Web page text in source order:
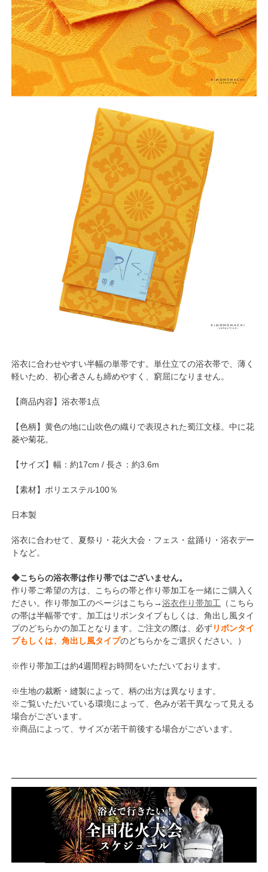
浴衣に合わせやすい半幅の単帯です。単仕立ての浴衣帯で、薄く
軽いため、初心者さんも締めやすく、窮屈になりません。
【商品内容】浴衣帯1点
【色柄】黄色の地に山吹色の織りで表現された蜀江文様。中に花
菱や菊花。
【サイズ】幅：約17cm / 長さ：約3.6m
【素材】ポリエステル100％
日本製
浴衣に合わせて、夏祭り・花火大会・フェス・盆踊り・浴衣デー
トなど。
◆こちらの浴衣帯は作り帯ではございません。
作り帯ご希望の方は、こちらの帯と作り帯加工を一緒にご購入く
ださい。作り帯加工のページはこちら→浴衣作り帯加工 （こちら
の帯は半幅帯です。加工はリボンタイプもしくは、角出し風タイ
プのどちらかの加工となります。ご注文の際は、必ずリボンタイ
プもしくは、角出し風タイプのどちらかをご選択ください。）
※作り帯加工は約4週間程お時間をいただいております。
※生地の裁断・縫製によって、柄の出方は異なります。
※ご覧いただいている環境によって、色みが若干異なって見える
場合がございます。
※商品によって、サイズが若干前後する場合がございます。